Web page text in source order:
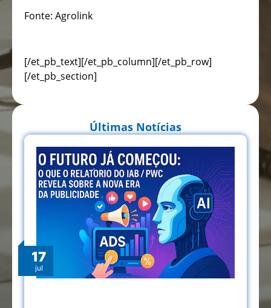
Fonte: Agrolink
[/et_pb_text][/et_pb_column][/et_pb_row]
[/et_pb_section]
Últimas Notícias
17
jul